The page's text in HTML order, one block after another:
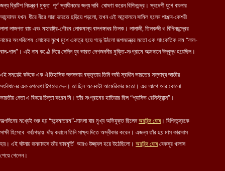
জন্য ব্রিটিশ নিয়ন্ত্রণ মুক্ত পূর্ণ স্বাধীনতার জন্য দাবি ঘোষণা করেন বিপিনচন্দ্র। স্বদেশী যুগে বাংলার
আন্দোলন যখন ধীরে ধীরে সারা ভারতে ছড়িয়ে পড়লো, তখন এই আন্দোলনে সামিল হলেন পাঞ্জাব-কেশরী
লালা লাজপত রায় এবং মহারাষ্ট্র-গৌরব লোকমান্য বালগঙ্গাধর তিলক। লালাজী, তিলকজী ও বিপিনচন্দ্রের
নামের অংশবিশেষ লোকের মুখে মুখে একত্র হয়ে গড়ে উঠলো জপমন্ত্রের মতো এক সাংকেতিক নাম “লাল-
বাল-পাল”। এই নাম কণ্ঠে নিয়ে সেদিন যুব ভারত দেশজননীর মুক্তি-সংগ্রামে আত্মদানে উদ্বুদ্ধ হয়েছিল।
এই সময়েই কটকে এক ঐতিহাসিক জনসভায় বক্তৃতায় তিনি ভাবী স্বাধীন ভারতের সম্ভাব্য জাতীয়
সংবিধানের এক রূপরেখা উপহার দেন। তা ছিল অনেকটা আমেরিকার মতো। এর আগে আর কোনো
ভারতীয় নেতা এ বিষয়ে চিন্তা করেন নি। তাঁর সংগ্রামের হাতিয়ার ছিল “প্যাসিভ রেসিস্ট্যান্স”।
অল্পদিনের মধ্যেই শুরু হয় “বন্দেমাতরম”-মামলা যার মুখ্য অভিযুক্ত ছিলেনঅরবিন্দ ঘোষ। বিপিনচন্দ্রকে
সাক্ষী হিসেবে কাঠগড়ায় দাঁড় করালে তিনি সাক্ষ্য দিতে অস্বীকার করেন। এজন্য তাঁর ছয় মাস কারাবাস
হয়। এই ঘটনায় জনমানসে তাঁর ভাবমূর্তি আরও উজ্জ্বল হয়ে উঠেছিলো। অরবিন্দ ঘোষবেকসুর খালাস
পেয়ে গেলেন।